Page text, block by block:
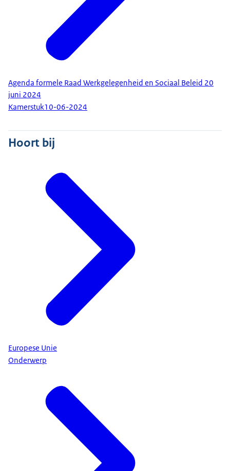
Agenda formele Raad Werkgelegenheid en Sociaal Beleid 20
juni 2024
Kamerstuk10-06-2024
Hoort bij
Europese Unie
Onderwerp